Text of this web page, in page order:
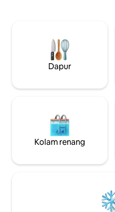
ini baru saja direnovasi dan
perapian di ruang tamu serta
dan pemanggang di taman.
dapat dinikmati dari beberapa
berlindung.
Dapur
Kolam renang